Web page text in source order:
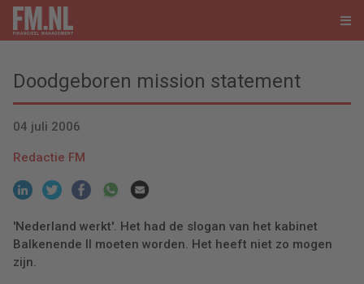
Doodgeboren mission statement
04 juli 2006
Redactie FM
'Nederland werkt'. Het had de slogan van het kabinet
Balkenende II moeten worden. Het heeft niet zo mogen
zijn.